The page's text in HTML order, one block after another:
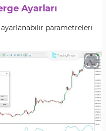
Ayarları
parametreleri